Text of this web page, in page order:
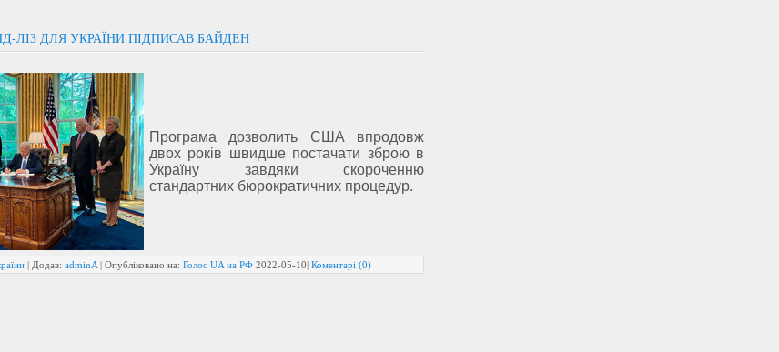
ЛІЗ ДЛЯ УКРАЇНИ ПІДПИСАВ БАЙДЕН
Програма дозволить США впродовж
двох років швидше постачати зброю в
Україну завдяки скороченню
стандартних бюрократичних процедур.
| Додав: adminA | Опубліковано на: Голос UA на РФ 2022-05-10| Коментарі (0)